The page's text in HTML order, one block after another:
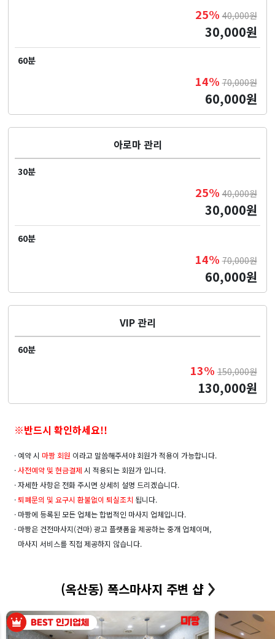
25% 40,000원
30,000원
60분
14% 70,000원
60,000원
아로마 관리
30분
25% 40,000원
30,000원
60분
14% 70,000원
60,000원
VIP 관리
60분
13% 150,000원
130,000원
※반드시 확인하세요!!
· 예약 시 마짱 회원 이라고 말씀해주셔야 회원가 적용이 가능합니다.
·사전예약 및 현금결제 시 적용되는 회원가 입니다.
· 자세한 사항은 전화 주시면 상세히 설명 드리겠습니다.
·퇴폐문의 및 요구시 환불없이 퇴실조치 됩니다.
· 마짱에 등록된 모든 업체는 합법적인 마사지 업체입니다.
· 마짱은 건전마사지(건마) 광고 플랫폼을 제공하는 중개 업체이며,
마사지 서비스를 직접 제공하지 않습니다.
(옥산동) 폭스마사지 주변 샵